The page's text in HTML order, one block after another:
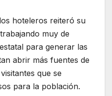
hoteleros reiteró su
muy de
para generar las
abrir más fuentes de
que se
para la población.